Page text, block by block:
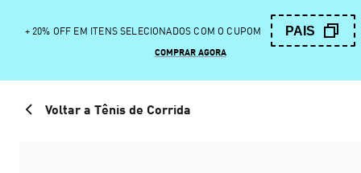
+ 20% OFF EM ITENS SELECIONADOS COM O CUPOM PAIS
COMPRAR AGORA
Voltar a Tênis de Corrida